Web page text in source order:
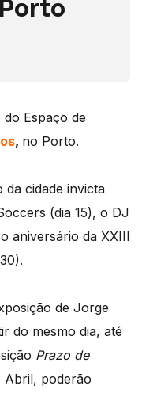
Espaço de
, no Porto.
cidade invicta
(dia 15), o DJ
aniversário da XXIII
de Jorge
do mesmo dia, até
Prazo de
Abril, poderão